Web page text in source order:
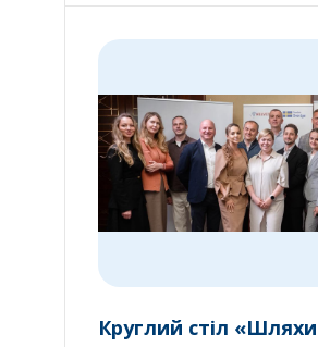
Круглий стіл